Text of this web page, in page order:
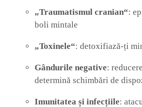
„Traumatismul cranian“:
boli mintale
„Toxinele“: detoxifiază-ți
Gândurile negative:
determină schimbări de
Imunitatea și infecțiile: